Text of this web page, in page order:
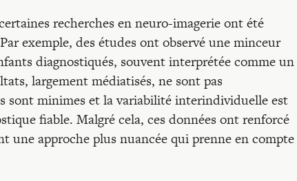
recherches en neuro-imagerie ont été
exemple, des études ont observé une minceur
diagnostiqués, souvent interprétée comme un
largement médiatisés, ne sont pas
sont minimes et la variabilité interindividuelle est
fiable. Malgré cela, ces données ont renforcé
une approche plus nuancée qui prenne en compte